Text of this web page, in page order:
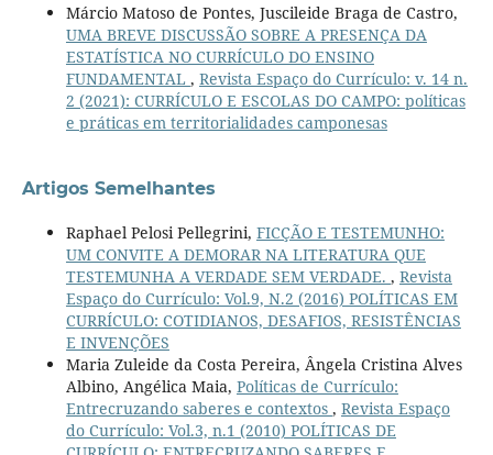
Márcio Matoso de Pontes, Juscileide Braga de Castro,
UMA BREVE DISCUSSÃO SOBRE A PRESENÇA DA
ESTATÍSTICA NO CURRÍCULO DO ENSINO
FUNDAMENTAL , Revista Espaço do Currículo: v. 14 n.
2 (2021): CURRÍCULO E ESCOLAS DO CAMPO: políticas
e práticas em territorialidades camponesas
Artigos Semelhantes
Raphael Pelosi Pellegrini, FICÇÃO E TESTEMUNHO:
UM CONVITE A DEMORAR NA LITERATURA QUE
TESTEMUNHA A VERDADE SEM VERDADE. , Revista
Espaço do Currículo: Vol.9, N.2 (2016) POLÍTICAS EM
CURRÍCULO: COTIDIANOS, DESAFIOS, RESISTÊNCIAS
E INVENÇÕES
Maria Zuleide da Costa Pereira, Ângela Cristina Alves
Albino, Angélica Maia, Políticas de Currículo:
Entrecruzando saberes e contextos , Revista Espaço
do Currículo: Vol.3, n.1 (2010) POLÍTICAS DE